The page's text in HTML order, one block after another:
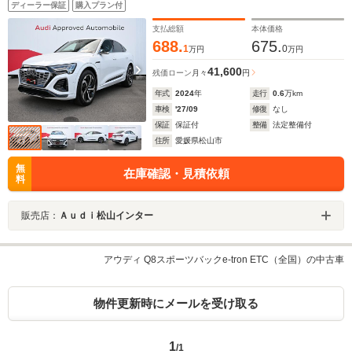
ーター サイレンスパッケージ 21インチアルミホイー
ディーラー保証 購入プラン付
支払総額
688.1万円
本体価格
675.0万円
残価ローン 月々41,600円
年式 2024年 走行 0.6万km
車検
'27/09 修復
なし
保証
保証付 整備
法定整備付
住所
愛媛県松山市
無
料
在庫確認・見積依頼
販売店： Ａｕｄｉ松山インター
アウディ Q8スポーツバックe-tron ETC（全国）の中古車
物件更新時にメールを受け取る
1/1